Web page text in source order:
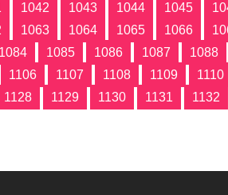
1042 1043 1044 1045
1063 1064 1065 1066
1084 1085 1086 1087 1088
1106 1107 1108 1109 1110
1128 1129 1130 1131 1132